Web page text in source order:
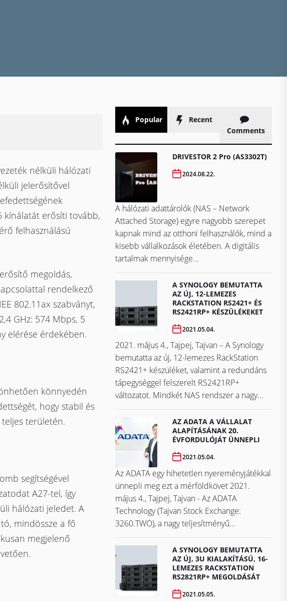
nélküli hálózati
jelerősítővel
kínálatát erősíti tovább,
felhasználású
megoldás,
rendelkező
802.11ax szabványt,
GHz: 574 Mbps, 5
elérése érdekében.
könnyedén
hogy stabil és
területén.
segítségével
A27-tel, így
hálózati jeledet. A
mindössze a fő
megjelenő
Popular
Recent
Comments
DRIVESTOR 2 Pro (AS3302T)
2024.08.22.
A hálózati adattárolók (NAS – Network
Attached Storage) egyre nagyobb szerepet
kapnak mind az otthoni felhasználók, mind a
kisebb vállalkozások életében. A digitális
tartalmak mennyisége...
A SYNOLOGY BEMUTATTA
AZ ÚJ, 12-LEMEZES
RACKSTATION RS2421+ ÉS
RS2421RP+ KÉSZÜLÉKEKET
2021.05.04.
2021. május 4., Tajpej, Tajvan – A Synology
bemutatta az új, 12-lemezes RackStation
RS2421+ készüléket, valamint a redundáns
tápegységgel felszerelt RS2421RP+
változatot. Mindkét NAS rendszer a nagy...
AZ ADATA A VÁLLALAT
ALAPÍTÁSÁNAK 20.
ÉVFORDULÓJÁT ÜNNEPLI
2021.05.04.
Az ADATA egy hihetetlen nyereményjátékkal
ünnepli meg ezt a mérföldkövet ​​​​​​​2021.
május 4., Tajpej, Tajvan - Az ADATA
Technology (Tajvan Stock Exchange:
3260.TWO), a nagy teljesítményű...
A SYNOLOGY BEMUTATTA
AZ ÚJ, 3U KIALAKÍTÁSÚ, 16-
LEMEZES RACKSTATION
RS2821RP+ MEGOLDÁSÁT
2021.05.05.